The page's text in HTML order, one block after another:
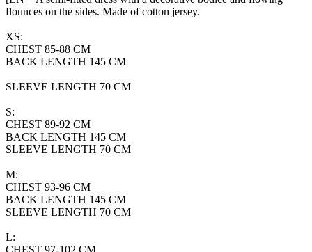
flounces on the sides. Made of cotton jersey.
XS:
CHEST 85-88 CM
BACK LENGTH 145 CM
SLEEVE LENGTH 70 CM
S:
CHEST 89-92 CM
BACK LENGTH 145 CM
SLEEVE LENGTH 70 CM
M:
CHEST 93-96 CM
BACK LENGTH 145 CM
SLEEVE LENGTH 70 CM
L:
CHEST 97-102 CM